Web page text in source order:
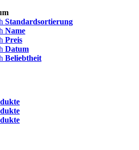
Standardsortierung
Name
Preis
Datum
Beliebtheit